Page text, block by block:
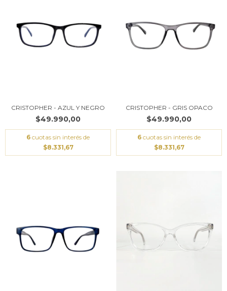
CRISTOPHER - AZUL Y NEGRO
$49.990,00
6 cuotas sin interés de
$8.331,67
CRISTOPHER - GRIS OPACO
$49.990,00
6 cuotas sin interés de
$8.331,67